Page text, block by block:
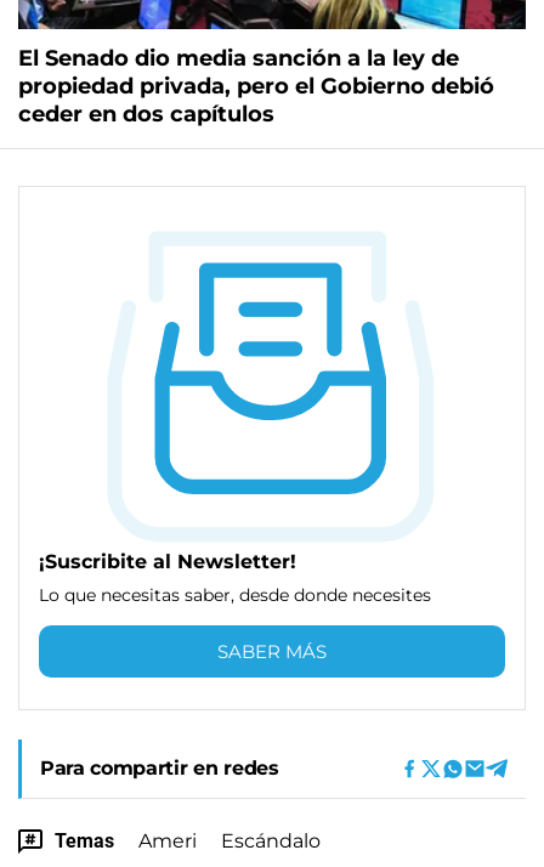
El Senado dio media sanción a la ley de
propiedad privada, pero el Gobierno debió
ceder en dos capítulos
¡Suscribite al Newsletter!
Lo que necesitas saber, desde donde necesites
SABER MÁS
Para compartir en redes
Temas Ameri Escándalo